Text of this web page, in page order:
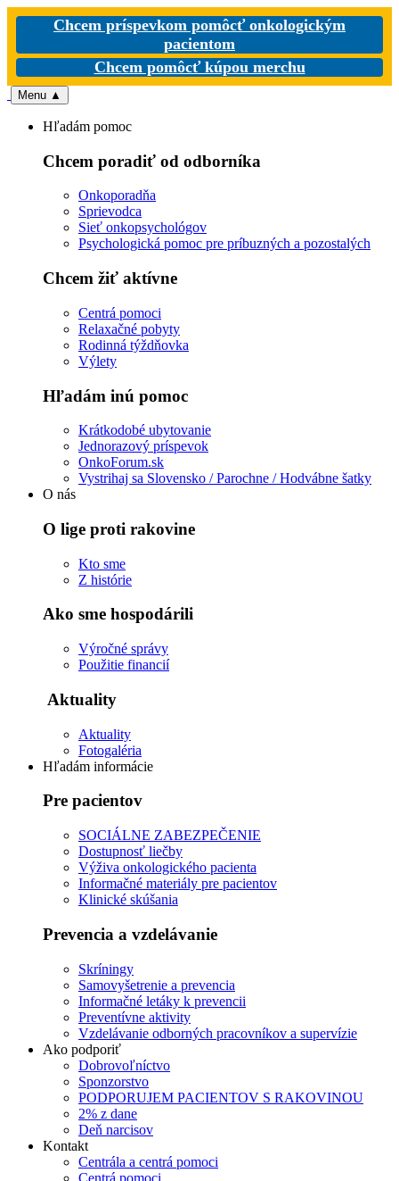
Chcem príspevkom pomôcť onkologickým
pacientom
Chcem pomôcť kúpou merchu
Menu ▲
Hľadám pomoc
Chcem poradiť od odborníka
Onkoporadňa
Sprievodca
Sieť onkopsychológov
Psychologická pomoc pre príbuzných a pozostalých
Chcem žiť aktívne
Centrá pomoci
Relaxačné pobyty
Rodinná týždňovka
Výlety
Hľadám inú pomoc
Krátkodobé ubytovanie
Jednorazový príspevok
OnkoForum.sk
Vystrihaj sa Slovensko / Parochne / Hodvábne šatky
O nás
O lige proti rakovine
Kto sme
Z histórie
Ako sme hospodárili
Výročné správy
Použitie financií
Aktuality
Aktuality
Fotogaléria
Hľadám informácie
Pre pacientov
SOCIÁLNE ZABEZPEČENIE
Dostupnosť liečby
Výživa onkologického pacienta
Informačné materiály pre pacientov
Klinické skúšania
Prevencia a vzdelávanie
Skríningy
Samovyšetrenie a prevencia
Informačné letáky k prevencii
Preventívne aktivity
Vzdelávanie odborných pracovníkov a supervízie
Ako podporiť
Dobrovoľníctvo
Sponzorstvo
PODPORUJEM PACIENTOV S RAKOVINOU
2% z dane
Deň narcisov
Kontakt
Centrála a centrá pomoci
Centrá pomoci